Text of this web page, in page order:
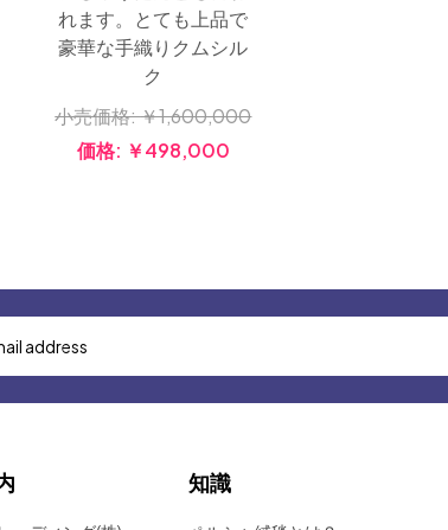
れます。とても上品で
豪華な手織りクムシル
ク
小売価格:￥1,600,000
価格: ￥498,000
知識